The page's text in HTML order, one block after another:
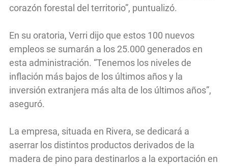
corazón forestal del territorio”, puntualizó.
En su oratoria, Verri dijo que estos 100 nuevos
empleos se sumarán a los 25.000 generados en
esta administración. “Tenemos los niveles de
inflación más bajos de los últimos años y la
inversión extranjera más alta de los últimos años”,
aseguró.
La empresa, situada en Rivera, se dedicará a
aserrar los distintos productos derivados de la
madera de pino para destinarlos a la exportación en